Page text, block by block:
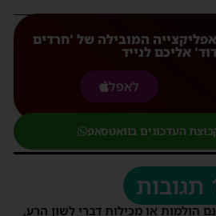
המובילה של 'חרדים
אליכם לנייד
לאפל
העדכונים בוואטסאפ
הולמות או מכילות דברי לשון הרע,